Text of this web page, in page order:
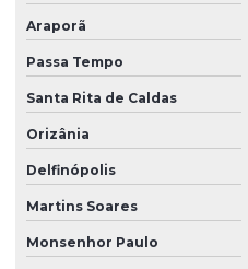
Araporã
Passa Tempo
Santa Rita de Caldas
Orizânia
Delfinópolis
Martins Soares
Monsenhor Paulo